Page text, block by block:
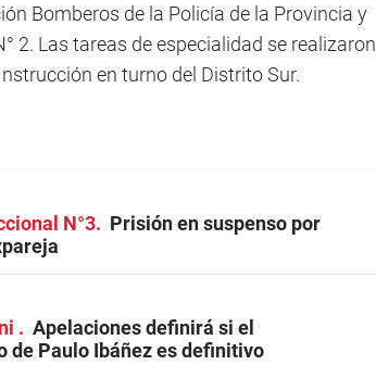
Bomberos de la Policía de la Provincia y
2. Las tareas de especialidad se realizaron
en turno del Distrito Sur.
N°3
Prisión en suspenso por
Apelaciones definirá si el
de Paulo Ibáñez es definitivo